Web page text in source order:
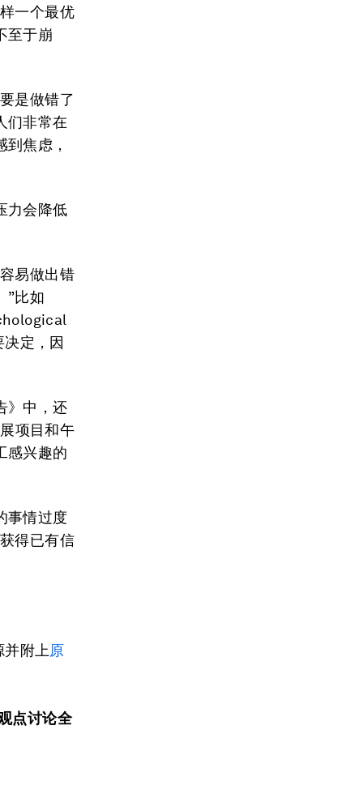
一个最优
至于崩
是做错了
们非常在
焦虑，
力会降低
易做出错
”比如
定，因
》中，还
项目和午
感兴趣的
事情过度
得已有信
附上原
点讨论全